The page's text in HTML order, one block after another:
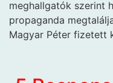
meghallgatók szerint
propaganda
Magyar Péter fizetett